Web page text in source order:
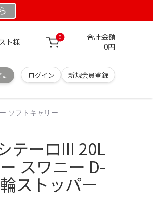
ト様 0 合計金額
0円
ログイン 新規会員登録
ソフトキャリー
テーロIII 20L
スワニー D-
ストッパー